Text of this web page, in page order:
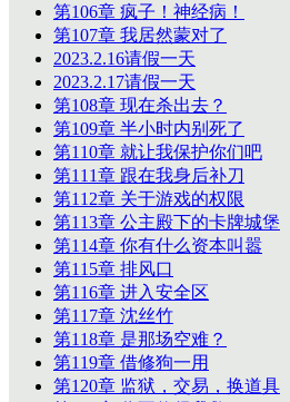
第106章 疯子！神经病！
第107章 我居然蒙对了
2023.2.16请假一天
2023.2.17请假一天
第108章 现在杀出去？
第109章 半小时内别死了
第110章 就让我保护你们吧
第111章 跟在我身后补刀
第112章 关于游戏的权限
第113章 公主殿下的卡牌城堡
第114章 你有什么资本叫嚣
第115章 排风口
第116章 进入安全区
第117章 沈丝竹
第118章 是那场空难？
第119章 借修狗一用
第120章 监狱，交易，换道具